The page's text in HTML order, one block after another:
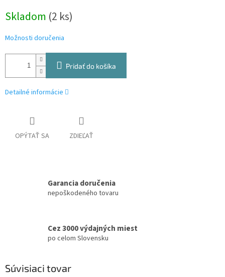
cena:
Skladom (2 ks)
Možnosti doručenia
Pridať do košíka
Detailné informácie
OPÝTAŤ SA ZDIEĽAŤ
Garancia doručenia
nepoškodeného tovaru
Cez 3000 výdajných miest
po celom Slovensku
Súvisiaci tovar